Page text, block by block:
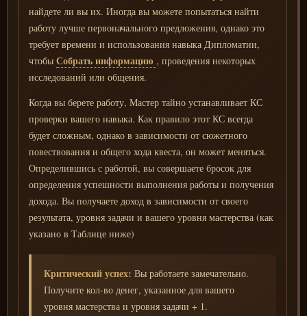
найдете ли вы их. Иногда вы можете попытаться найти
работу лучше первоначального предложения, однако это
требует времени и использования навыка Дипломатии,
чтобы Собрать информацию , проведения некоторых
исследований или общения.
Когда вы берете работу, Мастер тайно устанавливает КС
проверки вашего навыка. Как правило этот КС всегда
будет сложным, однако в зависимости от сюжетного
повествования и общего хода квеста, он может меняться.
Определившись с работой, вы совершаете бросок для
определения успешности выполнения работы и получения
дохода. Вы получаете доход в зависимости от своего
результата, уровня задачи и вашего уровня мастерства (как
указано в Таблице ниже)
Критический успех: Вы работаете замечательно.
Получите кол-во денег, указанное для вашего
уровня мастерства и уровня задачи + 1.